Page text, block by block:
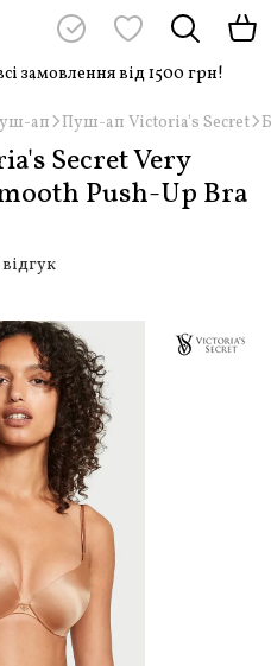
замовлення від 1500 грн!
ап Пуш-ап Victoria's Secret
Secret Very
Push-Up Bra